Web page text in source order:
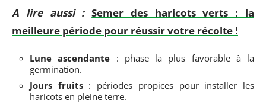
A lire aussi : Semer des haricots verts : la
meilleure période pour réussir votre récolte !
Lune ascendante : phase la plus favorable à la
germination.
Jours fruits: périodes propices pour installer les
haricots en pleine terre.